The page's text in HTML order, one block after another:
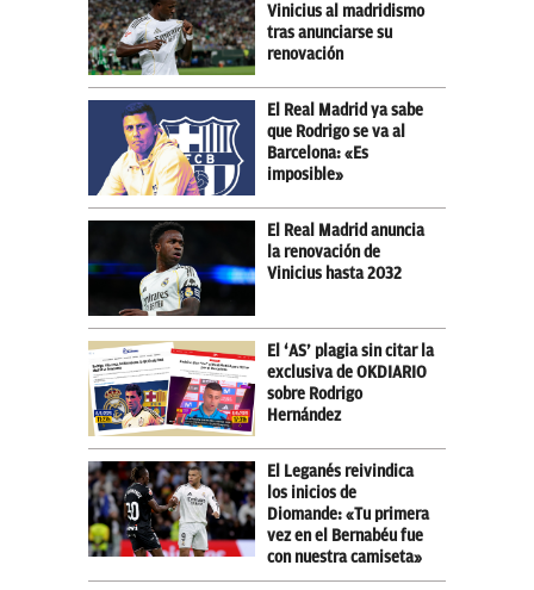
Vinicius al madridismo
tras anunciarse su
renovación
El Real Madrid ya sabe
que Rodrigo se va al
Barcelona: «Es
imposible»
El Real Madrid anuncia
la renovación de
Vinicius hasta 2032
El ‘AS’ plagia sin citar la
exclusiva de OKDIARIO
sobre Rodrigo
Hernández
El Leganés reivindica
los inicios de
Diomande: «Tu primera
vez en el Bernabéu fue
con nuestra camiseta»